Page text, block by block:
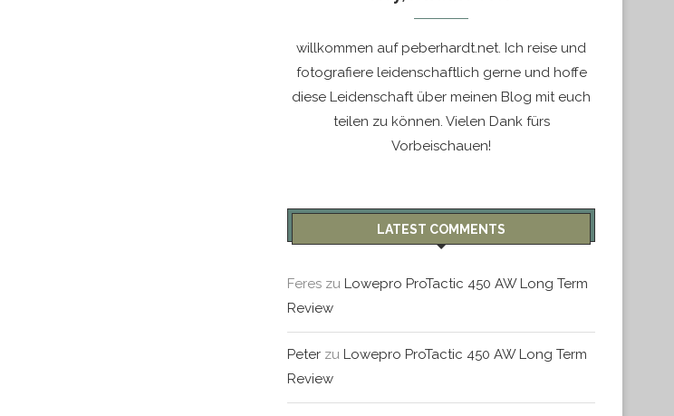
willkommen auf peberhardt.net. Ich reise und
fotografiere leidenschaftlich gerne und hoffe
diese Leidenschaft über meinen Blog mit euch
teilen zu können. Vielen Dank fürs
Vorbeischauen!
LATEST COMMENTS
Feres zu Lowepro ProTactic 450 AW Long Term
Review
Peter zu Lowepro ProTactic 450 AW Long Term
Review